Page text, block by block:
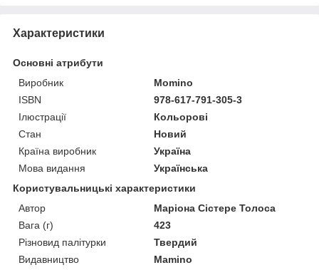
Характеристики
Основні атрибути
Виробник
Momino
ISBN
978-617-791-305-3
Ілюстрації
Кольорові
Стан
Новий
Країна виробник
Україна
Мова видання
Українська
Користувальницькі характеристики
Автор
Маріона Сістере Толоса
Вага (г)
423
Різновид палітурки
Твердий
Видавництво
Mamino